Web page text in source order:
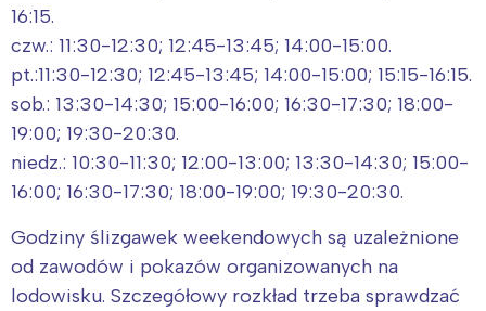
16:15.
czw.: 11:30-12:30; 12:45-13:45; 14:00-15:00.
pt.:11:30-12:30; 12:45-13:45; 14:00-15:00; 15:15-16:15.
sob.: 13:30-14:30; 15:00-16:00; 16:30-17:30; 18:00-
19:00; 19:30-20:30.
niedz.: 10:30-11:30; 12:00-13:00; 13:30-14:30; 15:00-
16:00; 16:30-17:30; 18:00-19:00; 19:30-20:30.
Godziny ślizgawek weekendowych są uzależnione
od zawodów i pokazów organizowanych na
lodowisku. Szczegółowy rozkład trzeba sprawdzać